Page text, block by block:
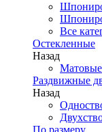
Все
Остекленные
Назад
Матовые
Раздвижные
Назад
По размеру